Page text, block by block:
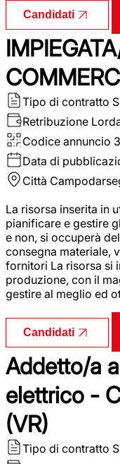
Candidati
Tipo di contratto
Retribuzione
Codice annuncio
Data di
Città
La risorsa inserita in
pianificare e gestire
e non, si occuperà
consegna materiale,
fornitori La risorsa si
produzione, con il
gestire al meglio ed
Candidati
Addetto/a
elettrico -
(VR)
Tipo di contratto